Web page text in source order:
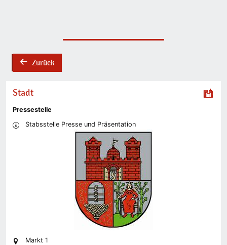
backZurück
Stadt
Pressestelle
Stabsstelle Presse und Präsentation
Markt 1